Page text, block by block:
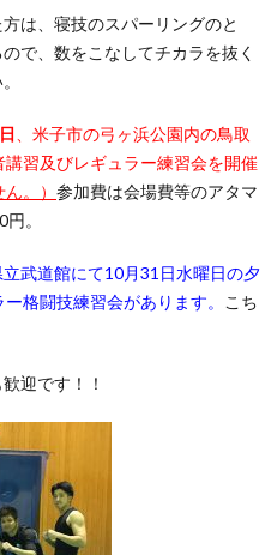
は、寝技のスパーリングのと
で、数をこなしてチカラを抜く
、米子市の弓ヶ浜公園内の鳥取
講習及びレギュラー練習会を開催
。） 参加費は会場費等のアタマ
。
武道館にて10月31日水曜日の夕
格闘技練習会があります。
こち
迎です！！